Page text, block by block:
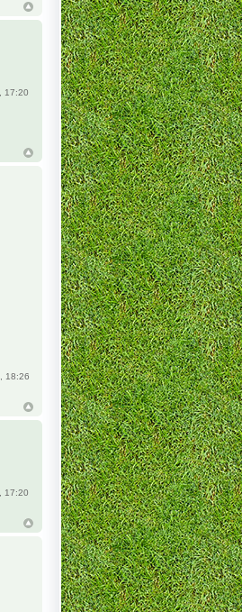
17:20
18:26
17:20